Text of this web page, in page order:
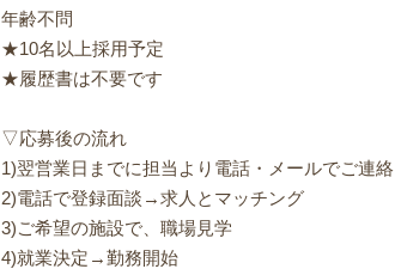
年齢不問
★10名以上採用予定
★履歴書は不要です
▽応募後の流れ
1)翌営業日までに担当より電話・メールでご連絡
2)電話で登録面談→求人とマッチング
3)ご希望の施設で、職場見学
4)就業決定→勤務開始